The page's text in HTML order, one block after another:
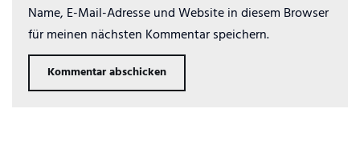
Name, E-Mail-Adresse und Website in diesem Browser
für meinen nächsten Kommentar speichern.